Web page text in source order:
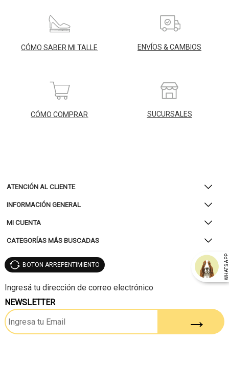
CÓMO SABER MI TALLE ENVÍOS & CAMBIOS
CÓMO COMPRAR SUCURSALES
ATENCIÓN AL CLIENTE
INFORMACIÓN GENERAL
MI CUENTA
CATEGORÍAS MÁS BUSCADAS
WHATSAPP
BOTON ARREPENTIMIENTO
NEWSLETTER